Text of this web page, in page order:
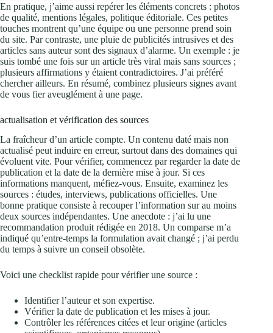
En pratique, j’aime aussi repérer les éléments concrets : photos
de qualité, mentions légales, politique éditoriale. Ces petites
touches montrent qu’une équipe ou une personne prend soin
du site. Par contraste, une pluie de publicités intrusives et des
articles sans auteur sont des signaux d’alarme. Un exemple : je
suis tombé une fois sur un article très viral mais sans sources ;
plusieurs affirmations y étaient contradictoires. J’ai préféré
chercher ailleurs. En résumé, combinez plusieurs signes avant
de vous fier aveuglément à une page.
actualisation et vérification des sources
La fraîcheur d’un article compte. Un contenu daté mais non
actualisé peut induire en erreur, surtout dans des domaines qui
évoluent vite. Pour vérifier, commencez par regarder la date de
publication et la date de la dernière mise à jour. Si ces
informations manquent, méfiez-vous. Ensuite, examinez les
sources : études, interviews, publications officielles. Une
bonne pratique consiste à recouper l’information sur au moins
deux sources indépendantes. Une anecdote : j’ai lu une
recommandation produit rédigée en 2018. Un comparse m’a
indiqué qu’entre-temps la formulation avait changé ; j’ai perdu
du temps à suivre un conseil obsolète.
Voici une checklist rapide pour vérifier une source :
Identifier l’auteur et son expertise.
Vérifier la date de publication et les mises à jour.
Contrôler les références citées et leur origine (articles